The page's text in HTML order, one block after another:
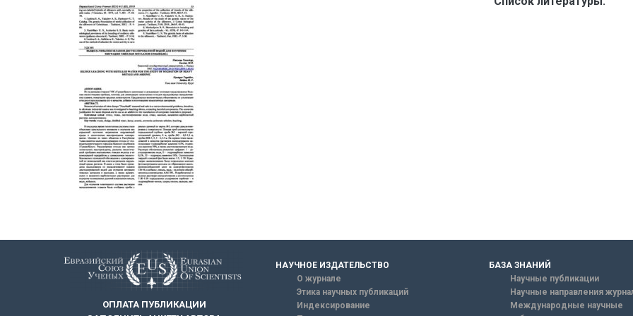
ОПЛАТА ПУБЛИКАЦИИ
НАУЧНОЕ ИЗДАТЕЛЬСТВО
О журнале
Этика научных публикаций
Индексирование
БАЗА ЗНАНИЙ
Научные публикации
Научные направления
Международные научные